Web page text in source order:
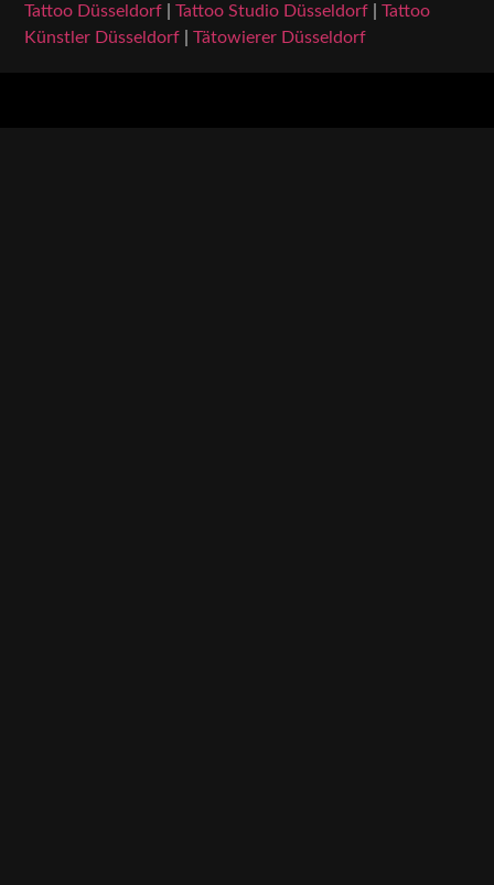
Tattoo Düsseldorf |Tattoo Studio Düsseldorf |Tattoo
Künstler Düsseldorf |Tätowierer Düsseldorf